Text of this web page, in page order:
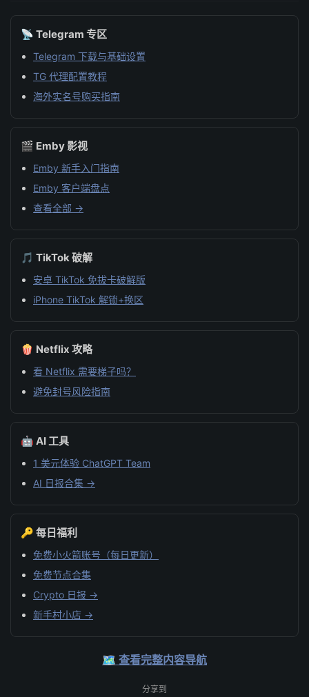
📡 Telegram 专区
Telegram 下载与基础设置
TG 代理配置教程
海外实名号购买指南
🎬 Emby 影视
Emby 新手入门指南
Emby 客户端盘点
查看全部 →
🎵 TikTok 破解
安卓 TikTok 免拔卡破解版
iPhone TikTok 解锁+换区
🍿 Netflix 攻略
看 Netflix 需要梯子吗？
避免封号风险指南
🤖 AI 工具
1 美元体验 ChatGPT Team
AI 日报合集 →
🔑 每日福利
免费小火箭账号（每日更新）
免费节点合集
Crypto 日报 →
新手村小店 →
🗺️ 查看完整内容导航
分享到